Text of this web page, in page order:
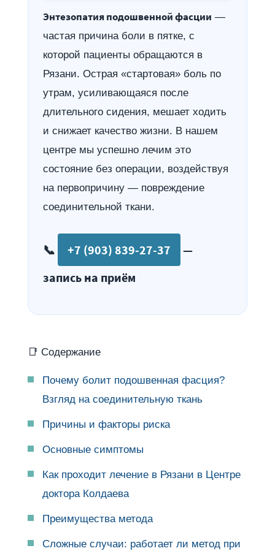
Энтезопатия подошвенной фасции —
частая причина боли в пятке, с
которой пациенты обращаются в
Рязани. Острая «стартовая» боль по
утрам, усиливающаяся после
длительного сидения, мешает ходить
и снижает качество жизни. В нашем
центре мы успешно лечим это
состояние без операции, воздействуя
на первопричину — повреждение
соединительной ткани.
📞 +7 (903) 839-27-37
—
запись на приём
📑 Содержание
Почему болит подошвенная фасция?
Взгляд на соединительную ткань
Причины и факторы риска
Основные симптомы
Как проходит лечение в Рязани в Центре
доктора Колдаева
Преимущества метода
Сложные случаи: работает ли метод при